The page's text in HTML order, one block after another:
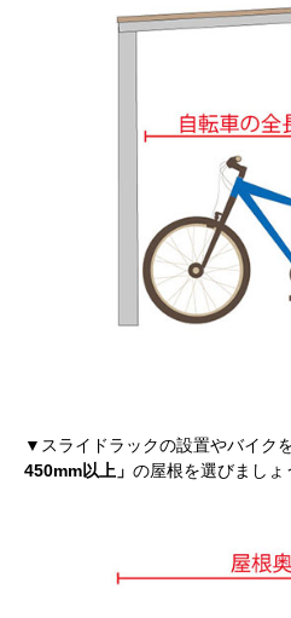
▼スライドラックの設置やバイク
450mm以上」 の屋根を選びましょ